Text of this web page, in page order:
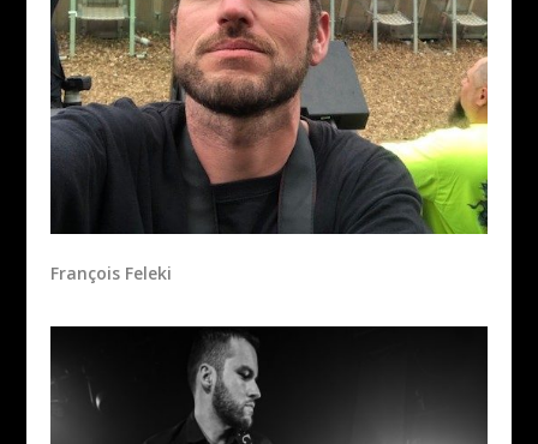
François Feleki